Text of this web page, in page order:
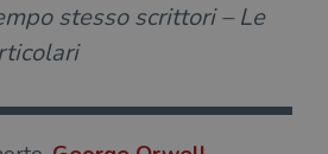
stesso scrittori – Le